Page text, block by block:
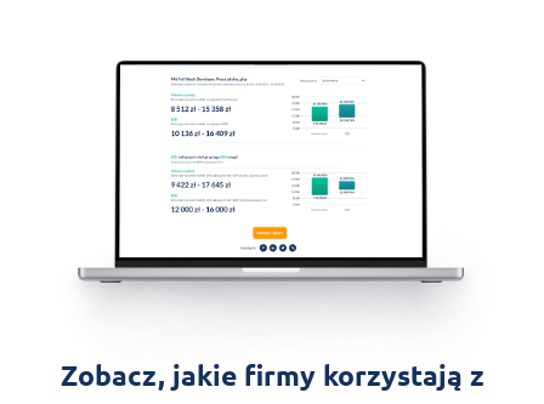
Zobacz, jakie firmy korzystają z